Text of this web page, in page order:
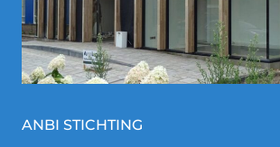
ANBI STICHTING